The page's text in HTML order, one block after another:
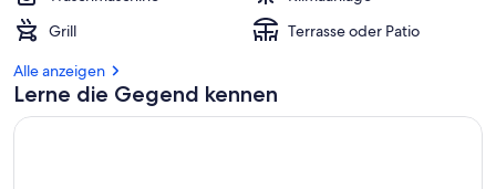
Grill
Terrasse oder Patio
Alle anzeigen
Lerne die Gegend kennen